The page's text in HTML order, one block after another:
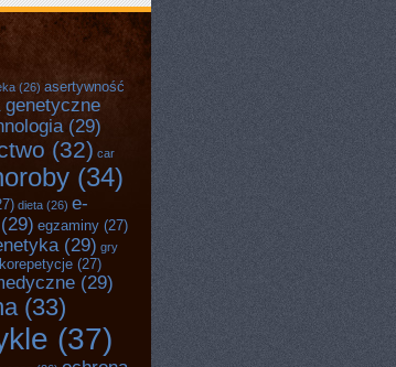
(26) asertywność
genetyczne
(29)
(32) car
(34)
dieta (26) e-
(29) egzaminy (27)
(29) gry
korepetycje (27)
(29)
(33)
(37)